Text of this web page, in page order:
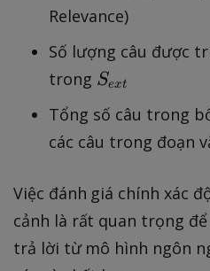
Relevance)
Số lượng câu được
trong S
{
e
t
}
Sext
Tổng số câu trong
các câu trong đoạn
Việc đánh giá chính xác
cảnh là rất quan trọng
trả lời từ mô hình ngôn